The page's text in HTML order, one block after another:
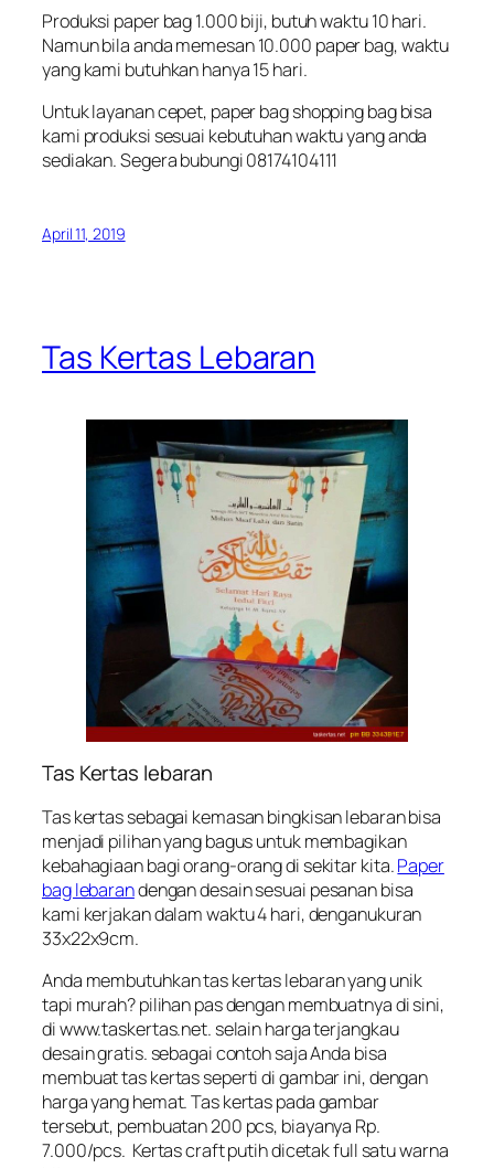
Produksi paper bag 1.000 biji, butuh waktu 10 hari.
Namun bila anda memesan 10.000 paper bag, waktu
yang kami butuhkan hanya 15 hari.
Untuk layanan cepet, paper bag shopping bag bisa
kami produksi sesuai kebutuhan waktu yang anda
sediakan. Segera bubungi 08174104111
April 11, 2019
Tas Kertas Lebaran
Tas Kertas lebaran
Tas kertas sebagai kemasan bingkisan lebaran bisa
menjadi pilihan yang bagus untuk membagikan
kebahagiaan bagi orang-orang di sekitar kita.Paper
bag lebarandengan desain sesuai pesanan bisa
kami kerjakan dalam waktu 4 hari, denganukuran
33x22x9cm.
Anda membutuhkan tas kertas lebaran yang unik
tapi murah? pilihan pas dengan membuatnya di sini,
di www.taskertas.net. selain harga terjangkau
desain gratis. sebagai contoh saja Anda bisa
membuat tas kertas seperti di gambar ini, dengan
harga yang hemat. Tas kertas pada gambar
tersebut, pembuatan 200 pcs, biayanya Rp.
7.000/pcs. Kertas craft putih dicetak full satu warna